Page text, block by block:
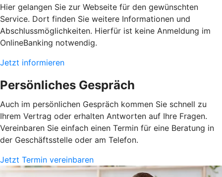
Hier gelangen Sie zur Webseite für den gewünschten
Service. Dort finden Sie weitere Informationen und
Abschlussmöglichkeiten. Hierfür ist keine Anmeldung im
OnlineBanking notwendig.
Jetzt informieren
Persönliches Gespräch
Auch im persönlichen Gespräch kommen Sie schnell zu
Ihrem Vertrag oder erhalten Antworten auf Ihre Fragen.
Vereinbaren Sie einfach einen Termin für eine Beratung in
der Geschäftsstelle oder am Telefon.
Jetzt Termin vereinbaren